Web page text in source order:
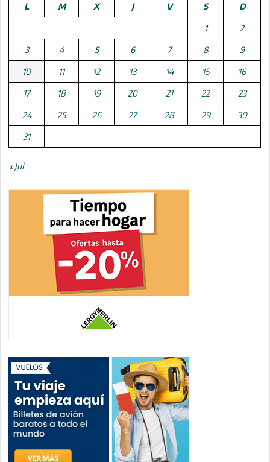
L
M X J V S D
1 2
3 4 5 6 7 8 9
10 11 12 13 14 15 16
17 18 19 20 21 22 23
24 25 26 27 28 29 30
31
« Jul